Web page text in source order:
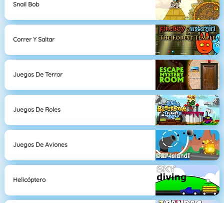
Snail Bob
Correr Y Saltar
Juegos De Terror
Juegos De Roles
Juegos De Aviones
Helicóptero